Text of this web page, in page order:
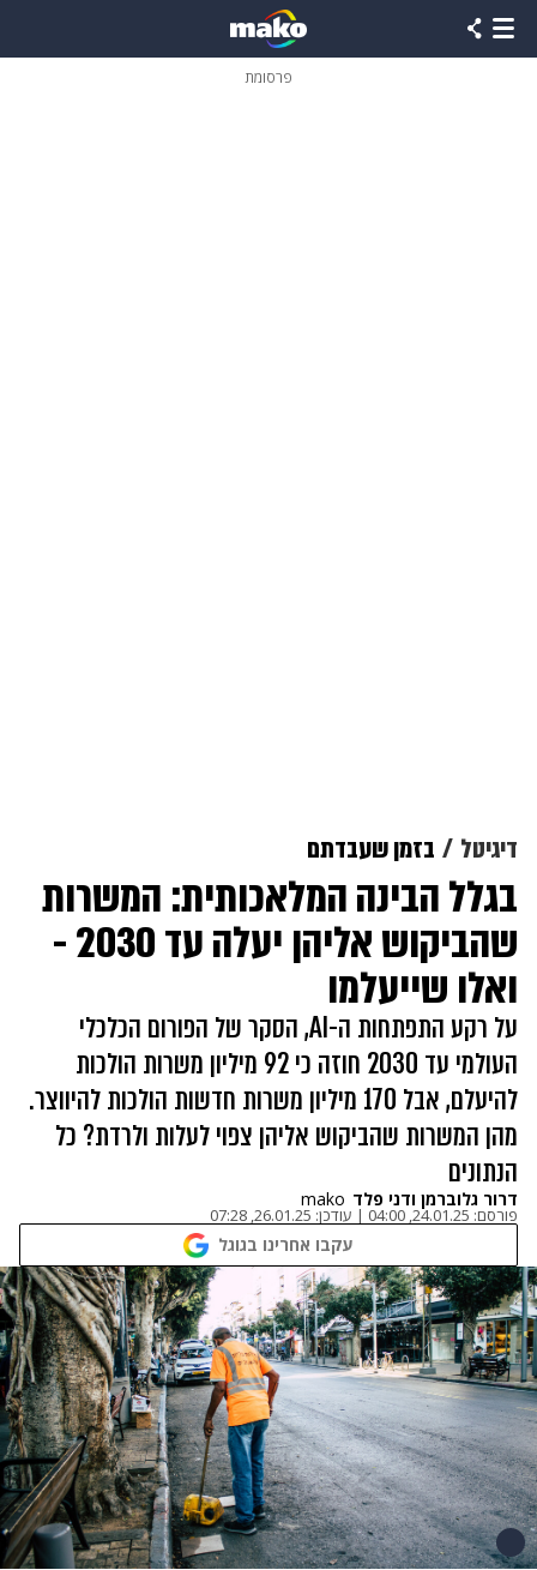
פרסומת
דיגיטל בזמן שעבדתם
בגלל הבינה המלאכותית: המשרות
שהביקוש אליהן יעלה עד 2030 -
ואלו שייעלמו
על רקע התפתחות ה-AI, הסקר של הפורום הכלכלי
העולמי עד 2030 חוזה כי 92 מיליון משרות הולכות
להיעלם, אבל 170 מיליון משרות חדשות הולכות להיווצר.
מהן המשרות שהביקוש אליהן צפוי לעלות ולרדת? כל
הנתונים
דרור גלוברמן ודני פלד mako
פורסם: 24.01.25, 04:00
| עודכן: 26.01.25, 07:28
עקבו אחרינו בגוגל